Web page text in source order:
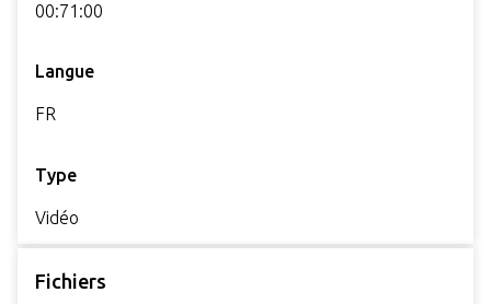
00:71:00
Langue
FR
Type
Vidéo
Fichiers